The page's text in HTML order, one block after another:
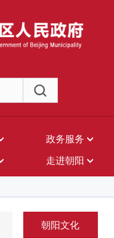
政务服务
走进朝阳
朝阳文化